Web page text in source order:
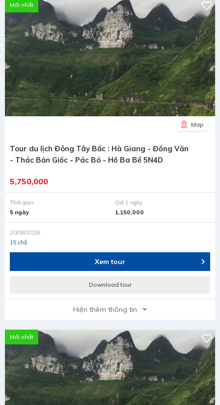
Mới nhất
Map
Tour du lịch Đông Tây Bắc : Hà Giang - Đồng Văn
- Thác Bản Giốc - Pác Bó - Hồ Ba Bể 5N4D
5,750,000
Thời gian:
5 ngày
Giá 1 ngày
1,150,000
20/08/2026
15 chỗ
Xem tour
Download tour
Hiện thêm thông tin
Mới nhất